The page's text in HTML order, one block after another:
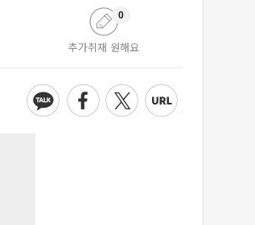
추가취재 원해요
0